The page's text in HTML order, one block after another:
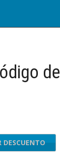
de
DESCUENTO